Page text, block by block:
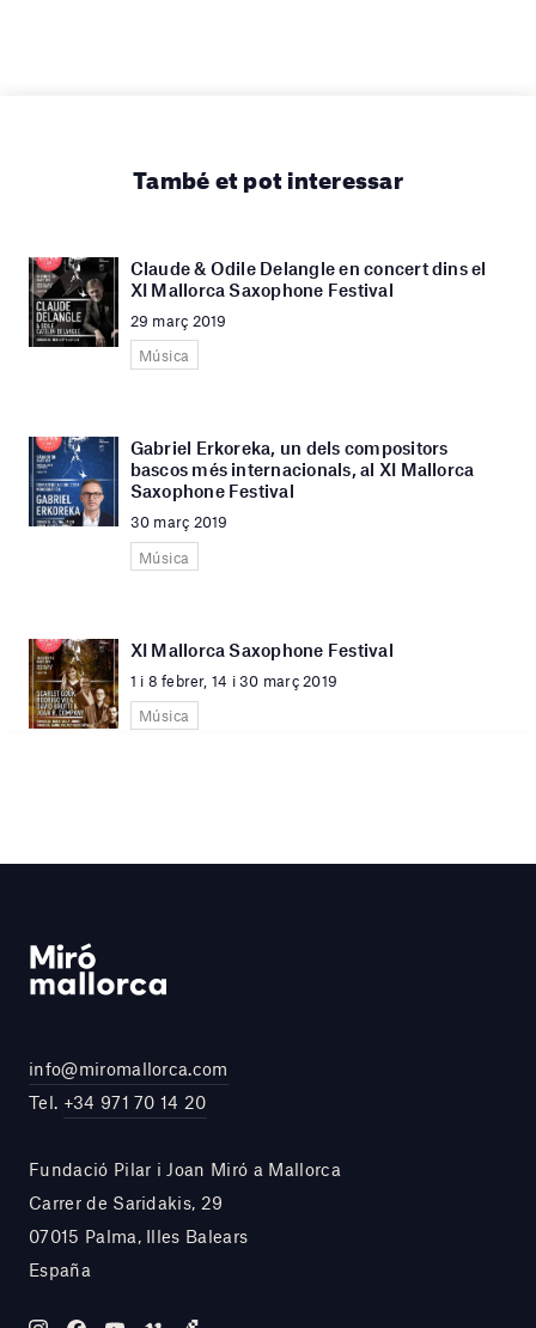
També et pot interessar
Claude & Odile Delangle en concert dins el
XI Mallorca Saxophone Festival
29 març 2019
Música
Gabriel Erkoreka, un dels compositors
bascos més internacionals, al XI Mallorca
Saxophone Festival
30 març 2019
Música
XI Mallorca Saxophone Festival
1 i 8 febrer, 14 i 30 març 2019
Música
info@miromallorca.com
Tel. +34 971 70 14 20
Fundació Pilar i Joan Miró a Mallorca
Carrer de Saridakis, 29
07015 Palma, Illes Balears
España